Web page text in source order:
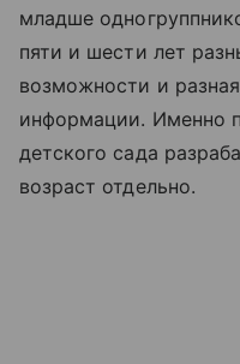
младше
пяти и шести лет
возможности и
информации. Именно
детского сада
возраст отдельно.